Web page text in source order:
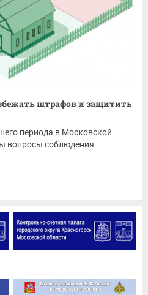
штрафов и защитить
периода в Московской
вопросы соблюдения